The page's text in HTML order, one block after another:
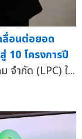
ลื่อนต่อยอด
10 โครงการปี
ำกัด (LPC) ใ...